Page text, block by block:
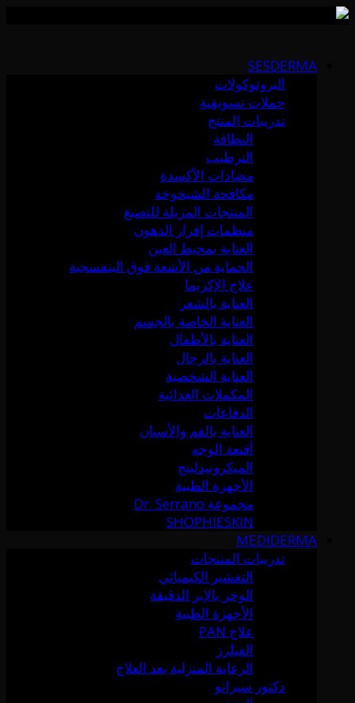
content
SESDERMA
البروتوكولات
حملات تسويقية
تدريبات المنتج
النظافة
الترطيب
مضادات الأكسدة
مكافحة الشيخوخة
المنتجات المزيلة للتصبغ
منظمات إفراز الدهون
العناية بمحيط العين
الحماية من الأشعة فوق البنفسجية
علاج الإكزيما
العناية بالشعر
العناية الخاصة بالجسم
العناية بالأطفال
العناية بالرجال
العناية الشخصية
المكملات الغذائية
الدفاعات
العناية بالفم والأسنان
أقنعة الوجه
الميكرونيدلينج
الأجهزة الطبية
مجموعة Dr. Serrano
SHOPHIESKIN
MEDIDERMA
تدريبات المنتجات
التقشير الكيميائي
الوخز بالإبر الدقيقة
الأجهزة الطبية
علاج PAN
الفيلرز
الرعاية المنزلية بعد العلاج
دكتور سيرانو